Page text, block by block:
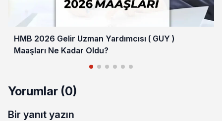
HMB 2026 Gelir Uzman Yardımcısı ( GUY )
Maaşları Ne Kadar Oldu?
Yorumlar (0)
Bir yanıt yazın